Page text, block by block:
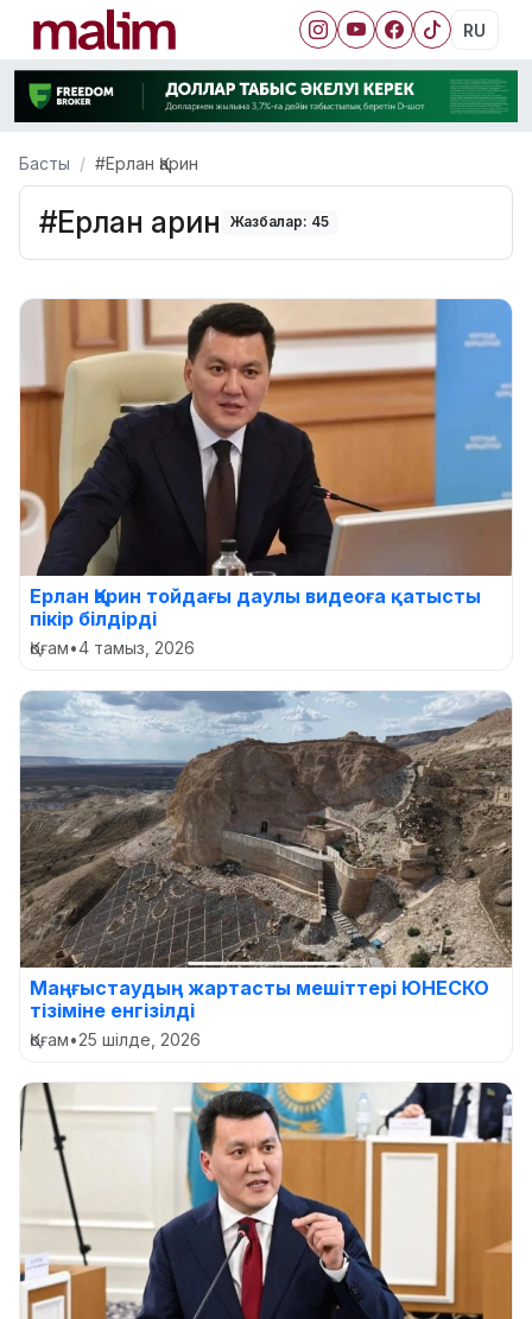
RU
Басты #Ерлан Қарин
#Ерлан Қарин Жазбалар: 45
Ерлан Қарин тойдағы даулы видеоға қатысты
пікір білдірді
Қоғам•4 тамыз, 2026
Маңғыстаудың жартасты мешіттері ЮНЕСКО
тізіміне енгізілді
Қоғам•25 шілде, 2026